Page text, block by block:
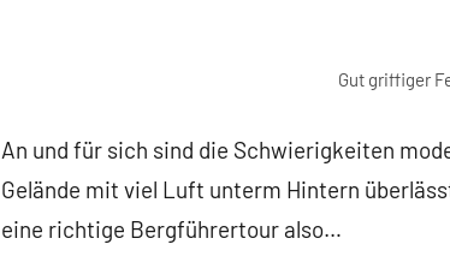
Gut griffiger
An und für sich sind die Schwierigkeiten
Gelände mit viel Luft unterm Hintern
eine richtige Bergführertour also…